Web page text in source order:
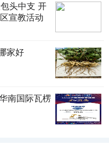
头中支 开
宣教活动
家好
南国际瓦楞